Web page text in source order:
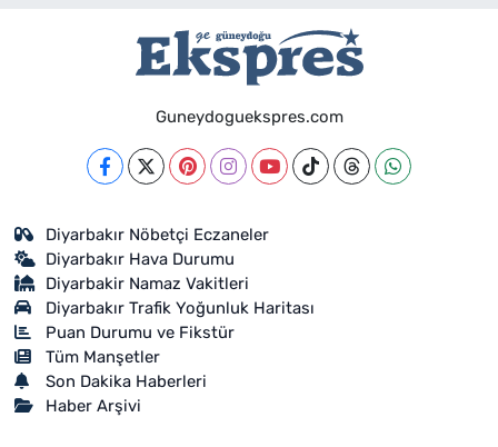
Guneydoguekspres.com
Diyarbakır Nöbetçi Eczaneler
Diyarbakır Hava Durumu
Diyarbakir Namaz Vakitleri
Diyarbakır Trafik Yoğunluk Haritası
Puan Durumu ve Fikstür
Tüm Manşetler
Son Dakika Haberleri
Haber Arşivi